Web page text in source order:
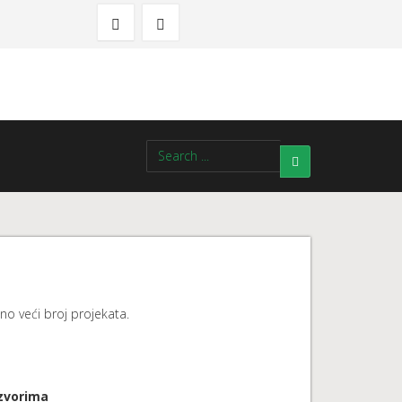
veći broj projekata.